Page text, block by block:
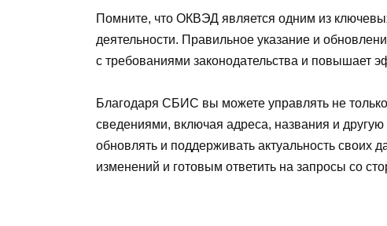
Помните, что ОКВЭД является одним из
деятельности. Правильное указание и
с требованиями законодательства и повышает
Благодаря СБИС вы можете управлять не
сведениями, включая адреса, названия и
обновлять и поддерживать актуальность
изменений и готовым ответить на запросы со